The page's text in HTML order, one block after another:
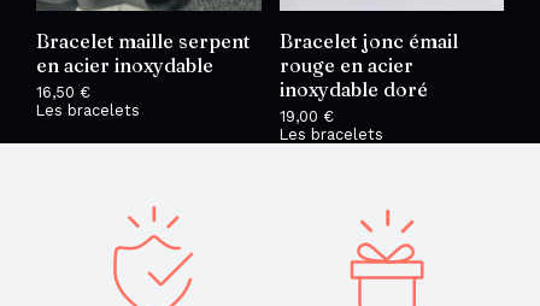
Bracelet maille serpent
en acier inoxydable
16,50 €
Les bracelets
Bracelet jonc émail
rouge en acier
inoxydable doré
19,00 €
Les bracelets